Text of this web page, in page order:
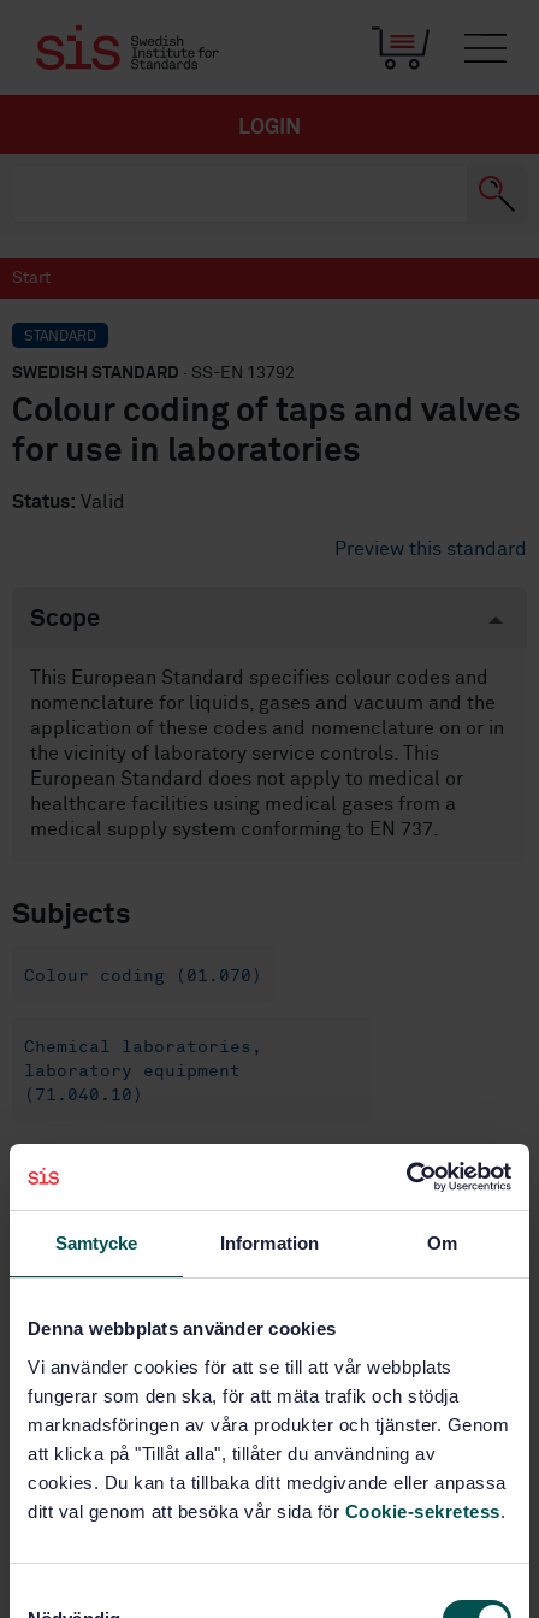
Samtycke Information Om
Denna webbplats använder cookies
Vi använder cookies för att se till att vår webbplats
fungerar som den ska, för att mäta trafik och stödja
marknadsföringen av våra produkter och tjänster. Genom
att klicka på "Tillåt alla", tillåter du användning av
cookies. Du kan ta tillbaka ditt medgivande eller anpassa
ditt val genom att besöka vår sida för Cookie-sekretess.
LOGIN
Start
STANDARD
SWEDISH STANDARD · SS-EN 13792
Colour coding of taps and valves
for use in laboratories
Status: Valid
Preview this standard
Scope
This European Standard specifies colour codes and
nomenclature for liquids, gases and vacuum and the
application of these codes and nomenclature on or in
the vicinity of laboratory service controls. This
European Standard does not apply to medical or
healthcare facilities using medical gases from a
medical supply system conforming to EN 737.
Subjects
Colour coding (01.070)
Chemical laboratories,
laboratory equipment
(71.040.10)
Buy this standard
STANDARD
SWEDISH STANDARD· SS-EN 13792
laboratories
Subscribe on standards - Read more
Price:
PDF
Add to cart
Show more